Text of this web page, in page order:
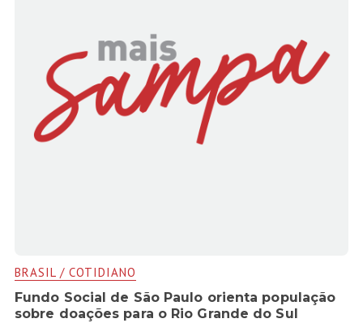
BRASIL / COTIDIANO
Fundo Social de São Paulo orienta população
sobre doações para o Rio Grande do Sul